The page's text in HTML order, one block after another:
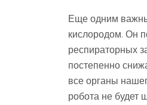
Еще одним
кислородом. Он
респираторных
постепенно
все органы
робота не будет